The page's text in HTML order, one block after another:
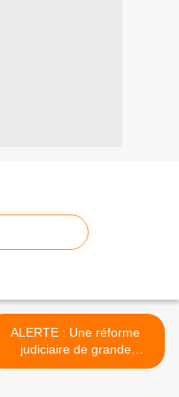
ALERTE : Une réforme
judiciaire de grande
ampleur vient d’être votée